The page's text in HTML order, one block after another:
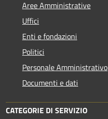
Aree Amministrative
Uffici
Enti e fondazioni
Politici
Personale Amministrativo
Documenti e dati
CATEGORIE DI SERVIZIO